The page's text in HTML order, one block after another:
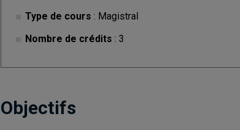
Type de cours : Magistral
Nombre de crédits : 3
Objectifs